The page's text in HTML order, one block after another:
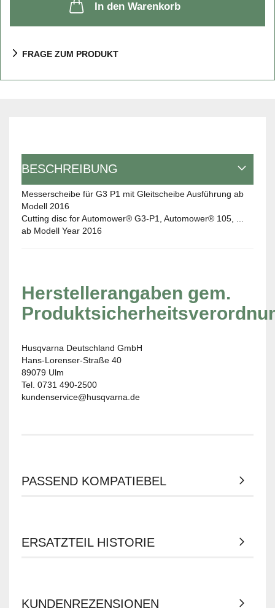
In den Warenkorb
FRAGE ZUM PRODUKT
BESCHREIBUNG
Messerscheibe für G3 P1 mit Gleitscheibe Ausführung ab
Modell 2016
Cutting disc for Automower® G3-P1, Automower® 105, ...
ab Modell Year 2016
Herstellerangaben gem.
Husqvarna Deutschland GmbH
Hans-Lorenser-Straße 40
89079 Ulm
Tel. 0731 490-2500
kundenservice@husqvarna.de
PASSEND KOMPATIEBEL
ERSATZTEIL HISTORIE
KUNDENREZENSIONEN